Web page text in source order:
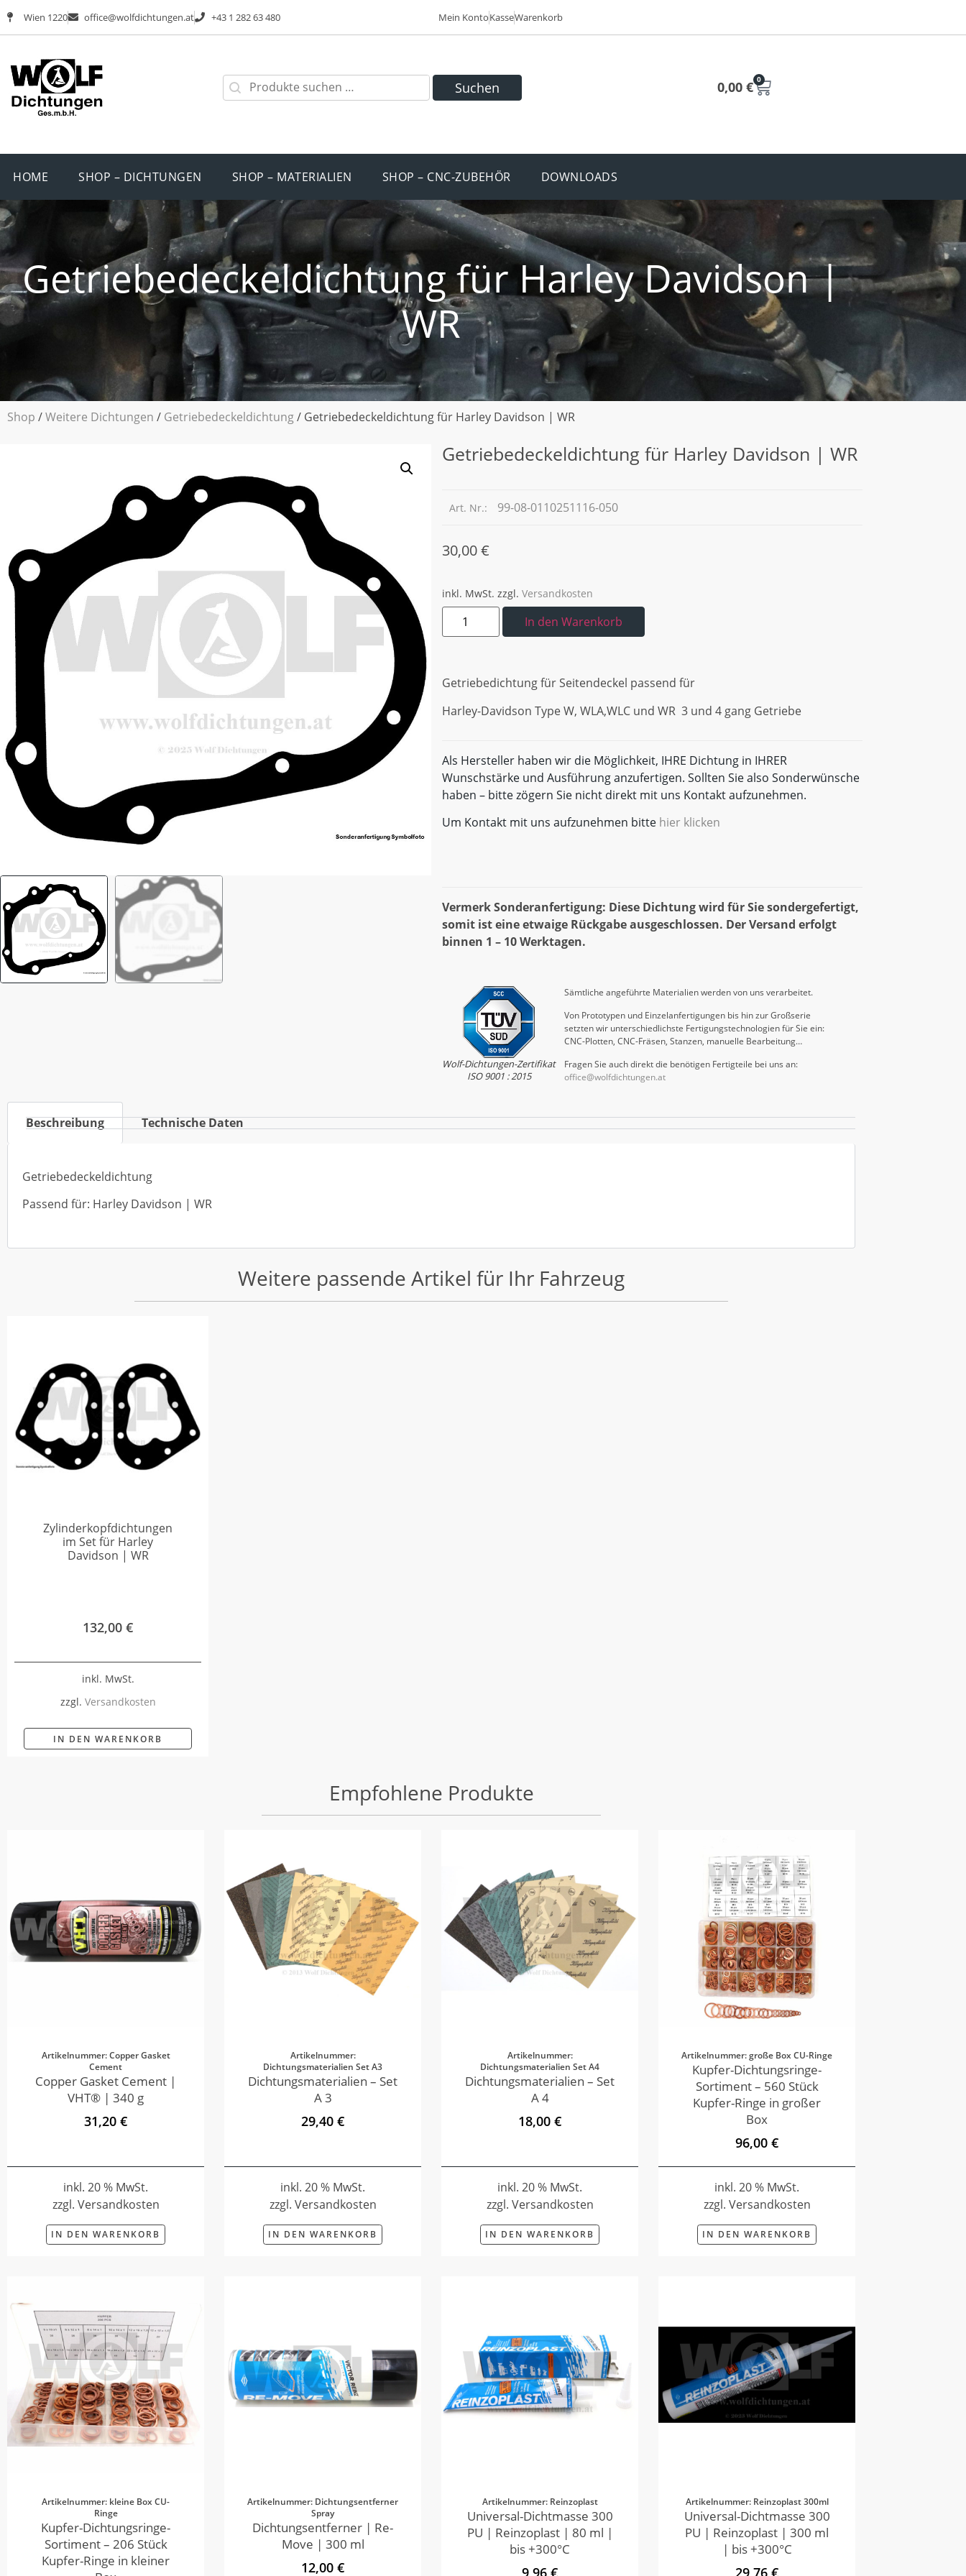
Wien 1220 office@wolfdichtungen.at +43 1 282 63 480 Mein KontoKasseWarenkorb
Suchen 0,00 € 0
HOME SHOP – DICHTUNGEN SHOP – MATERIALIEN SHOP – CNC-ZUBEHÖR DOWNLOADS
Getriebedeckeldichtung für Harley Davidson |
WR
Shop /Weitere Dichtungen / Getriebedeckeldichtung/ Getriebedeckeldichtung für Harley Davidson | WR
Getriebedeckeldichtung für Harley Davidson | WR
Art. Nr.: 99-08-0110251116-050
30,00€
inkl. MwSt. zzgl. Versandkosten
In den Warenkorb
Getriebedichtung für Seitendeckel passend für
Harley-Davidson Type W, WLA,WLC und WR 3 und 4 gang Getriebe
Als Hersteller haben wir die Möglichkeit, IHRE Dichtung in IHRER
Wunschstärke und Ausführung anzufertigen. Sollten Sie also Sonderwünsche
haben – bitte zögern Sie nicht direkt mit uns Kontakt aufzunehmen.
Um Kontakt mit uns aufzunehmen bitte hier klicken
Vermerk Sonderanfertigung: Diese Dichtung wird für Sie sondergefertigt,
somit ist eine etwaige Rückgabe ausgeschlossen. Der Versand erfolgt
binnen 1 – 10 Werktagen.
Wolf-Dichtungen-Zertifikat
ISO 9001 : 2015
Sämtliche angeführte Materialien werden von uns verarbeitet.
Von Prototypen und Einzelanfertigungen bis hin zur Großserie
setzten wir unterschiedlichste Fertigungstechnologien für Sie ein:
CNC-Plotten, CNC-Fräsen, Stanzen, manuelle Bearbeitung…
Fragen Sie auch direkt die benötigen Fertigteile bei uns an:
office@wolfdichtungen.at
Beschreibung Technische Daten
Getriebedeckeldichtung
Passend für: Harley Davidson | WR
Weitere passende Artikel für Ihr Fahrzeug
Zylinderkopfdichtungen
im Set für Harley
Davidson | WR
132,00 €
inkl. MwSt.
zzgl. Versandkosten
IN DEN WARENKORB
Empfohlene Produkte
Artikelnummer: Copper Gasket
Cement
Copper Gasket Cement |
VHT® | 340 g
31,20 €
inkl. 20 % MwSt.
zzgl. Versandkosten
IN DEN WARENKORB
Artikelnummer:
Dichtungsmaterialien Set A3
Dichtungsmaterialien – Set
A 3
29,40 €
inkl. 20 % MwSt.
zzgl. Versandkosten
IN DEN WARENKORB
Artikelnummer:
Dichtungsmaterialien Set A4
Dichtungsmaterialien – Set
A 4
18,00 €
inkl. 20 % MwSt.
zzgl. Versandkosten
IN DEN WARENKORB
Artikelnummer: große Box CU-Ringe
Kupfer-Dichtungsringe-
Sortiment – 560 Stück
Kupfer-Ringe in großer
Box
96,00 €
inkl. 20 % MwSt.
zzgl. Versandkosten
IN DEN WARENKORB
Artikelnummer: kleine Box CU-
Ringe
Kupfer-Dichtungsringe-
Sortiment – 206 Stück
Kupfer-Ringe in kleiner
Artikelnummer: Dichtungsentferner
Spray
Dichtungsentferner | Re-
Move | 300 ml
12,00 €
Artikelnummer: Reinzoplast
Universal-Dichtmasse 300
PU | Reinzoplast | 80 ml |
bis +300°C
9,96 €
Artikelnummer: Reinzoplast 300ml
Universal-Dichtmasse 300
PU | Reinzoplast | 300 ml
| bis +300°C
29,76 €